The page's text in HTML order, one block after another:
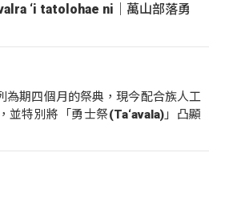
‘i tatolohae ni｜萬山部落勇
為期四個月的祭典，現今配合族人工
並特別將「勇士祭(Ta‘avala)」凸顯